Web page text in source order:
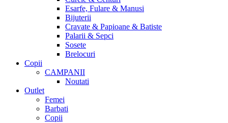
Esarfe, Fulare & Manusi
Bijuterii
Cravate & Papioane & Batiste
Palarii & Sepci
Sosete
Brelocuri
Copii
CAMPANII
Noutati
Outlet
Femei
Barbati
Copii